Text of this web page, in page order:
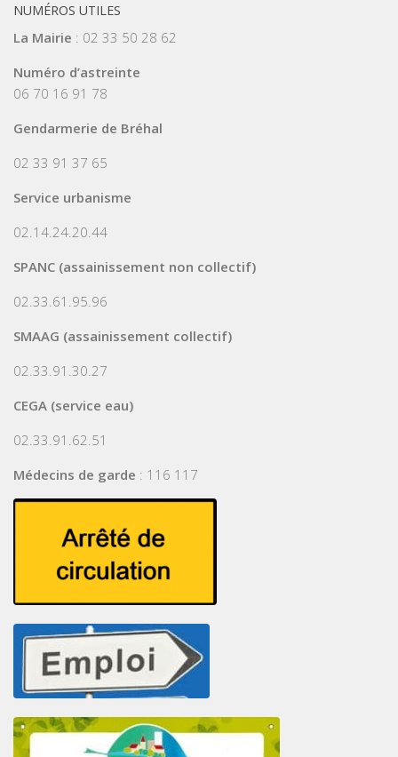
NUMÉROS UTILES
La Mairie : 02 33 50 28 62
Numéro d’astreinte
06 70 16 91 78
Gendarmerie de Bréhal
02 33 91 37 65
Service urbanisme
02.14.24.20.44
SPANC (assainissement non collectif)
02.33.61.95.96
SMAAG (assainissement collectif)
02.33.91.30.27
CEGA (service eau)
02.33.91.62.51
Médecins de garde : 116 117